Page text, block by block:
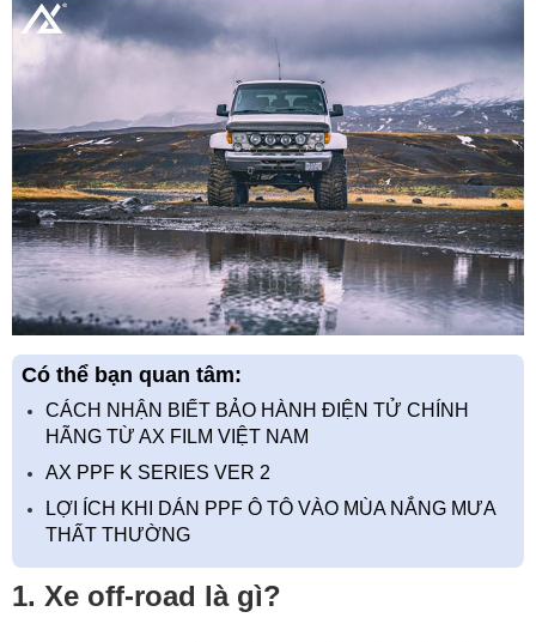
Có thể bạn quan tâm:
CÁCH NHẬN BIẾT BẢO HÀNH ĐIỆN TỬ CHÍNH
HÃNG TỪ AX FILM VIỆT NAM
AX PPF K SERIES VER 2
LỢI ÍCH KHI DÁN PPF Ô TÔ VÀO MÙA NẮNG MƯA
THẤT THƯỜNG
1. Xe off-road là gì?